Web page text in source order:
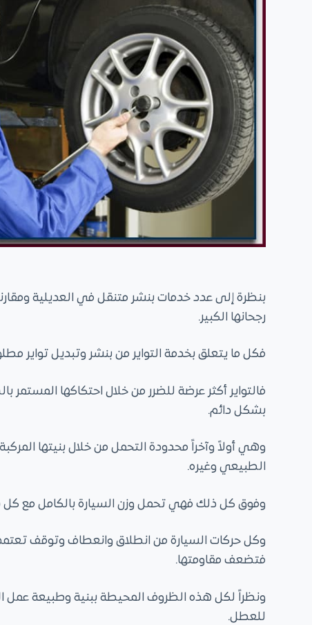
بنظرة إلى عدد خدمات بنشر متنقل في العديلية
رجحانها الكبير.
فكل ما يتعلق بخدمة التواير من بنشر وتبديل
فالتواير أكثر عرضة للضرر من خلال احتكاكها
بشكل دائم.
وهي أولاً وآخراً محدودة التحمل من خلال بنيتها
الطبيعي وغيره.
وفوق كل ذلك فهي تحمل وزن السيارة بالكامل مع كل
وكل حركات السيارة من انطلاق وانعطاف وتوقف تعتمد
فتضعف مقاومتها.
ونظراً لكل هذه الظروف المحيطة ببنية وطبيعة عمل
للعطل.